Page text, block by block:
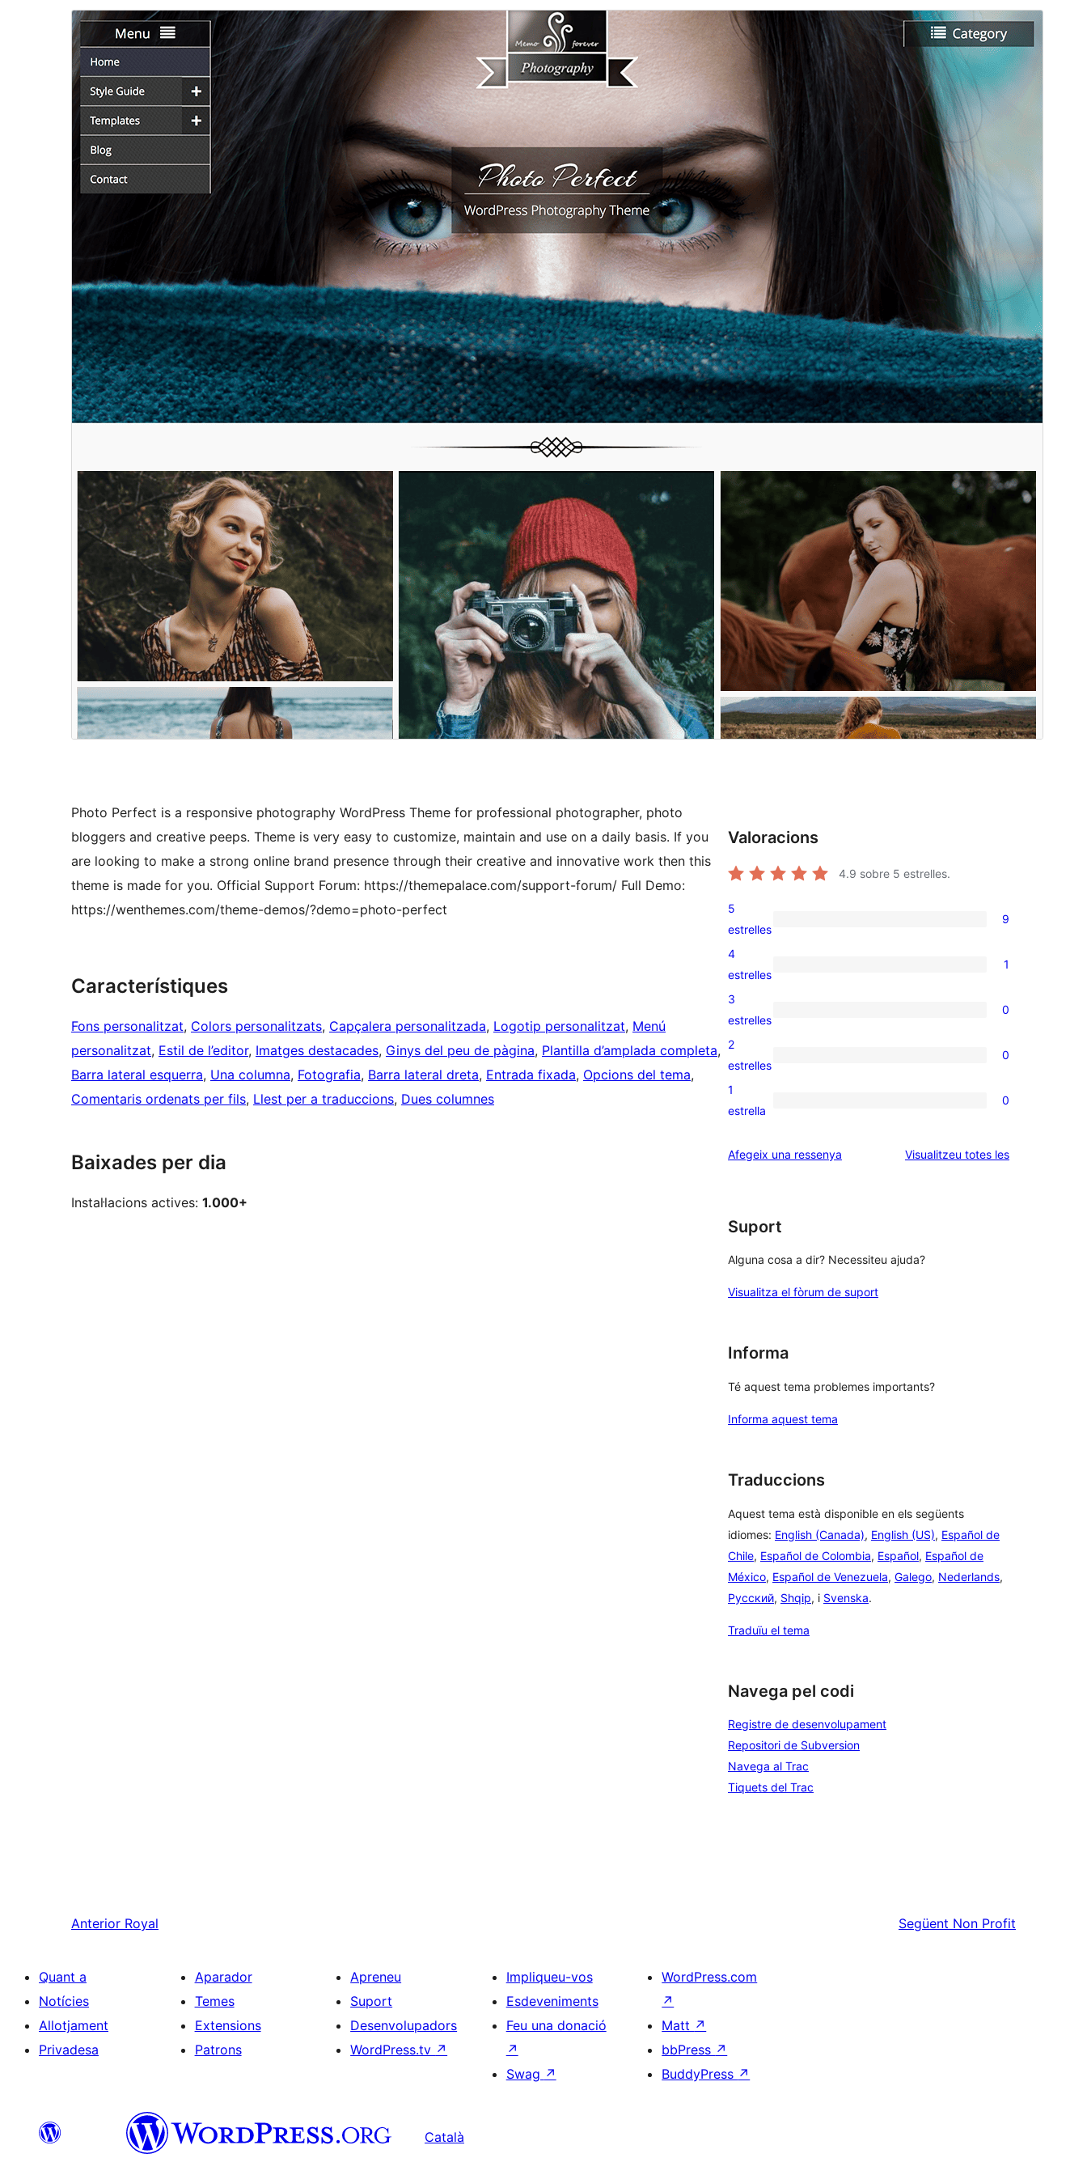
Previsualitza Baixa
Versió
2.2.1
Darrera actualització
6 de gener de 2026
Instal·lacions actives
1.000+
Versió del WordPress
Versió del PHP
Pàgina d’inici del tema
Photo Perfect is a responsive photography WordPress Theme for professional photographer, photo
bloggers and creative peeps. Theme is very easy to customize, maintain and use on a daily basis. If you
are looking to make a strong online brand presence through their creative and innovative work then this
theme is made for you. Official Support Forum: https://themepalace.com/support-forum/ Full Demo:
https://wenthemes.com/theme-demos/?demo=photo-perfect
Característiques
Fons personalitzat, Colors personalitzats, Capçalera personalitzada, Logotip personalitzat, Menú
personalitzat, Estil de l’editor, Imatges destacades, Ginys del peu de pàgina, Plantilla d’amplada completa
Barra lateral esquerra, Una columna, Fotografia, Barra lateral dreta, Entrada fixada, Opcions del tema
Comentaris ordenats per fils, Llest per a traduccions, Dues columnes
Baixades per dia
Instal·lacions actives: 1.000+
Valoracions
4.9 sobre 5 estrelles.
9
valoracions
de
5
estrelles
9
1
valoració
de
4
estrelles
1
0
valoracions
de
3
estrelles
0
0
valoracions
de
estrelles
2
estrelles
0
0
de
1
estrella
0
Afegeix una ressenya Visualitzeu totes lesressenyes
Suport
Alguna cosa a dir? Necessiteu ajuda?
Visualitza el fòrum de suport
Informa
Té aquest tema problemes importants?
Informa aquest tema
Traduccions
Aquest tema està disponible en els següents
idiomes: English (Canada), English (US), Español de
Chile, Español de Colombia, Español, Español de
México, Español de Venezuela, Galego, Nederlands,
Русский, Shqip, i Svenska.
Traduïu el tema
Navega pel codi
Registre de desenvolupament
Repositori de Subversion
Navega al Trac
Tiquets del Trac
Anterior Royal Següent Non Profit
Quant a
Notícies
Allotjament
Privadesa
Aparador
Temes
Extensions
Patrons
Apreneu
Suport
Desenvolupadors
WordPress.tv ↗
Impliqueu-vos
Esdeveniments
Feu una donació
↗
Swag ↗
WordPress.com
↗
Matt ↗
bbPress ↗
BuddyPress ↗
Català